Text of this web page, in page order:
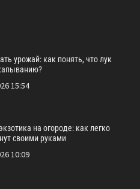
урожай: как понять, что лук
15:54
на огороде: как легко
своими руками
10:09